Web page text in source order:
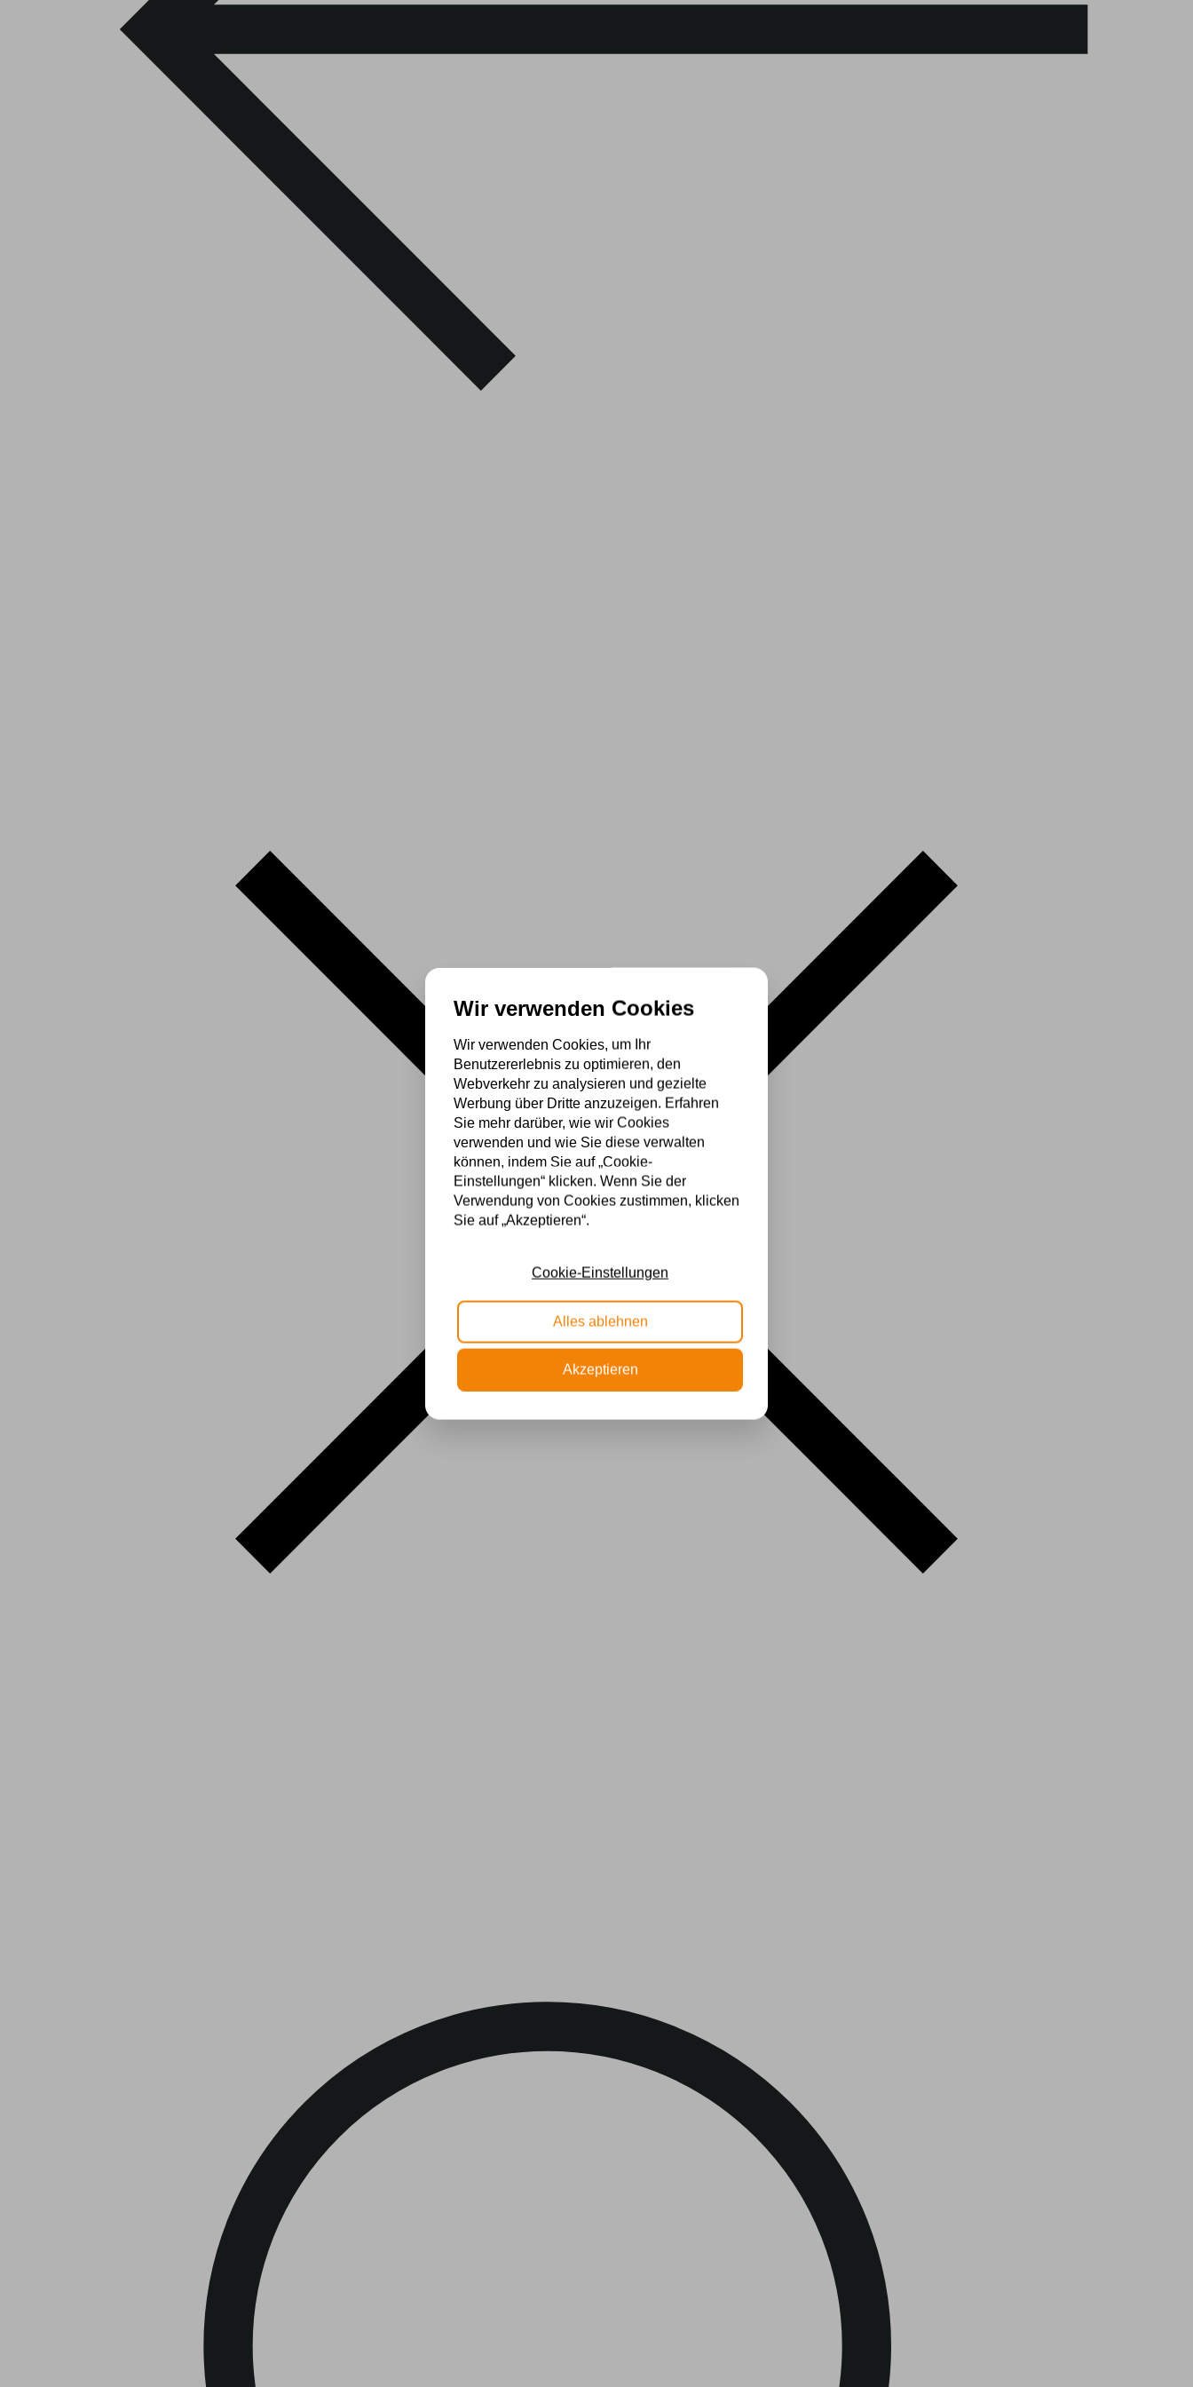
Wir verwenden Cookies
Wir verwenden Cookies, um Ihr
Benutzererlebnis zu optimieren, den
Webverkehr zu analysieren und gezielte
Werbung über Dritte anzuzeigen. Erfahren
Sie mehr darüber, wie wir Cookies
verwenden und wie Sie diese verwalten
können, indem Sie auf „Cookie-
Einstellungen“ klicken. Wenn Sie der
Verwendung von Cookies zustimmen, klicken
Sie auf „Akzeptieren“.
Cookie-Einstellungen
Alles ablehnen
Akzeptieren